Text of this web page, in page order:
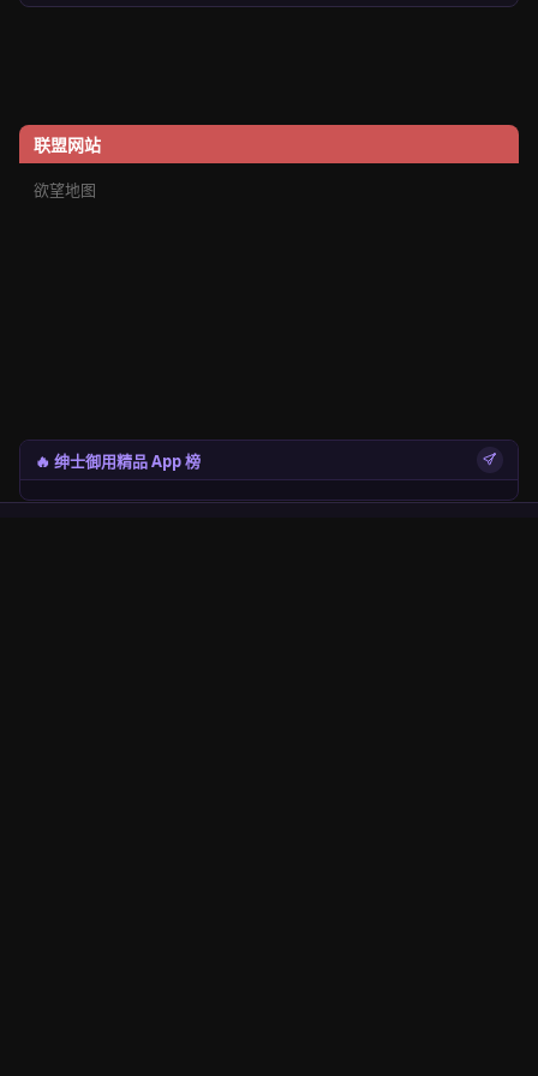
联盟网站
欲望地图
🔥 绅士御用精品 App 榜